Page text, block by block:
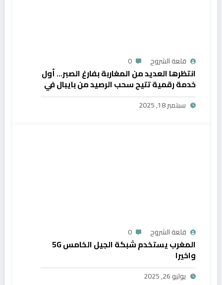
قلعة الشروح 0
انتظرها العديد من المغاربة بفارغ الصبر… أول
خدمة رقمية تتيح سحب الرصيد من بايبال في
المغرب
سبتمبر 18, 2025
قلعة الشروح 0
المغرب يستخدم شبكة الجيل الخامس 5G
واخيرا
يوليو 26, 2025